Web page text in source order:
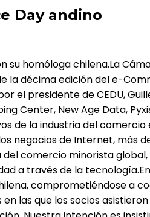
Day andino
homóloga chilena.La
la décima edición del e-
el presidente de CEDU,
Center, New Age Data,
de la industria del
negocios de Internet, más
comercio minorista
a través de la
comprometiéndose a
las que los socios